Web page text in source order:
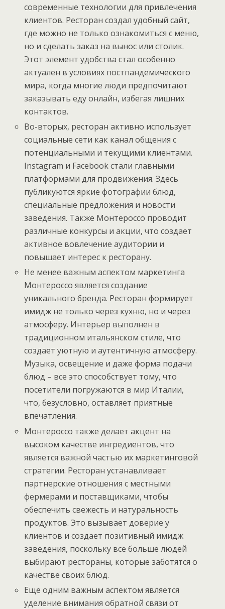
современные технологии для привлечения
клиентов. Ресторан создал удобный сайт,
где можно не только ознакомиться с меню,
но и сделать заказ на вынос или столик.
Этот элемент удобства стал особенно
актуален в условиях постпандемического
мира, когда многие люди предпочитают
заказывать еду онлайн, избегая лишних
контактов.
Во-вторых, ресторан активно использует
социальные сети как канал общения с
потенциальными и текущими клиентами.
Instagram и Facebook стали главными
платформами для продвижения. Здесь
публикуются яркие фотографии блюд,
специальные предложения и новости
заведения. Также Монтероссо проводит
различные конкурсы и акции, что создает
активное вовлечение аудитории и
повышает интерес к ресторану.
Не менее важным аспектом маркетинга
Монтероссо является создание
уникального бренда. Ресторан формирует
имидж не только через кухню, но и через
атмосферу. Интерьер выполнен в
традиционном итальянском стиле, что
создает уютную и аутентичную атмосферу.
Музыка, освещение и даже форма подачи
блюд – все это способствует тому, что
посетители погружаются в мир Италии,
что, безусловно, оставляет приятные
впечатления.
Монтероссо также делает акцент на
высоком качестве ингредиентов, что
является важной частью их маркетинговой
стратегии. Ресторан устанавливает
партнерские отношения с местными
фермерами и поставщиками, чтобы
обеспечить свежесть и натуральность
продуктов. Это вызывает доверие у
клиентов и создает позитивный имидж
заведения, поскольку все больше людей
выбирают рестораны, которые заботятся о
качестве своих блюд.
Еще одним важным аспектом является
уделение внимания обратной связи от